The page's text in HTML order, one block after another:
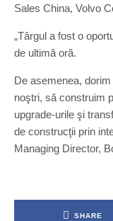
Sales China, Volvo
„Târgul a fost o
de ultimă oră.
De asemenea,
noştri, să construim
upgrade-urile şi
de construcţii prin
Managing Director,
SHARE